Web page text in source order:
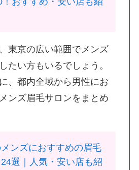
東京の広い範囲でメンズ
たい方もいるでしょう。
、都内全域から男性にお
ンズ眉毛サロンをまとめ
ンズにおすすめの眉毛
選｜人気・安い店も紹